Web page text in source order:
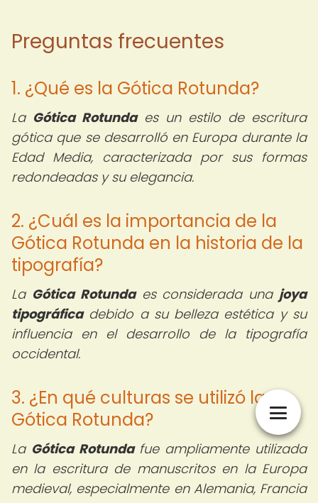
Preguntas frecuentes
1. ¿Qué es la Gótica Rotunda?
La Gótica Rotundaes un estilo de escritura
gótica que se desarrolló en Europa durante la
Edad Media, caracterizada por sus formas
redondeadas y su elegancia.
2. ¿Cuál es la importancia de la
Gótica Rotunda en la historia de la
tipografía?
La Gótica Rotundaes considerada una joya
tipográficadebido a su belleza estética y su
influencia en el desarrollo de la tipografía
occidental.
3. ¿En qué culturas se utilizó la
Gótica Rotunda?
La Gótica Rotundafue ampliamente utilizada
en la escritura de manuscritos en la Europa
medieval, especialmente en Alemania, Francia